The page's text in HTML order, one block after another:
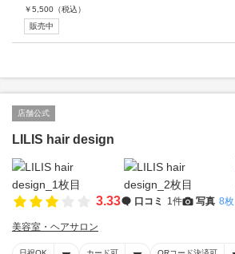
￥5,500 （税込）
販売中
店舗公式
LILIS hair design
3.33 口コミ 1件 写真 8枚
美容室・ヘアサロン